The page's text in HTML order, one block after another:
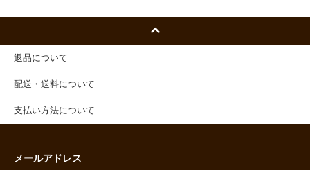
返品について
配送・送料について
支払い方法について
メールアドレス